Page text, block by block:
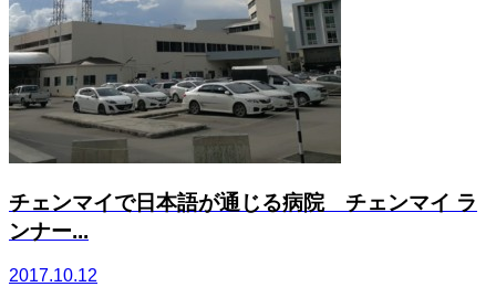
チェンマイで日本語が通じる病院 チェンマイ ラ
ンナー...
2017.10.12